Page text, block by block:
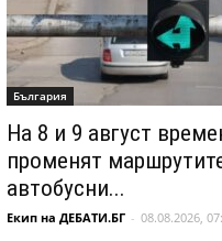
България
На 8 и 9 август
променят
автобусни...
Екип на ДЕБАТИ.БГ - 08.08.2026,